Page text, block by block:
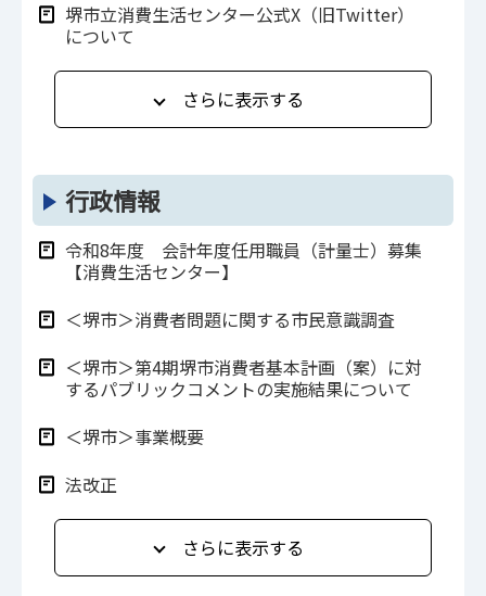
堺市立消費生活センター公式X（旧Twitter）
について
さらに表示する
行政情報
令和8年度 会計年度任用職員（計量士）募集
【消費生活センター】
＜堺市＞消費者問題に関する市民意識調査
＜堺市＞第4期堺市消費者基本計画（案）に対
するパブリックコメントの実施結果について
＜堺市＞事業概要
法改正
さらに表示する